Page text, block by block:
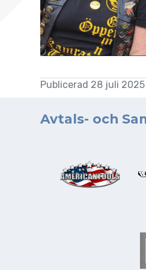
Publicerad 28 juli 2025
Avtals- och
Värmland
Västmanland
Östergötland
VRS Srap-Book
Stadgar
Möteshandlingar
Varumärke
GDPR-policy